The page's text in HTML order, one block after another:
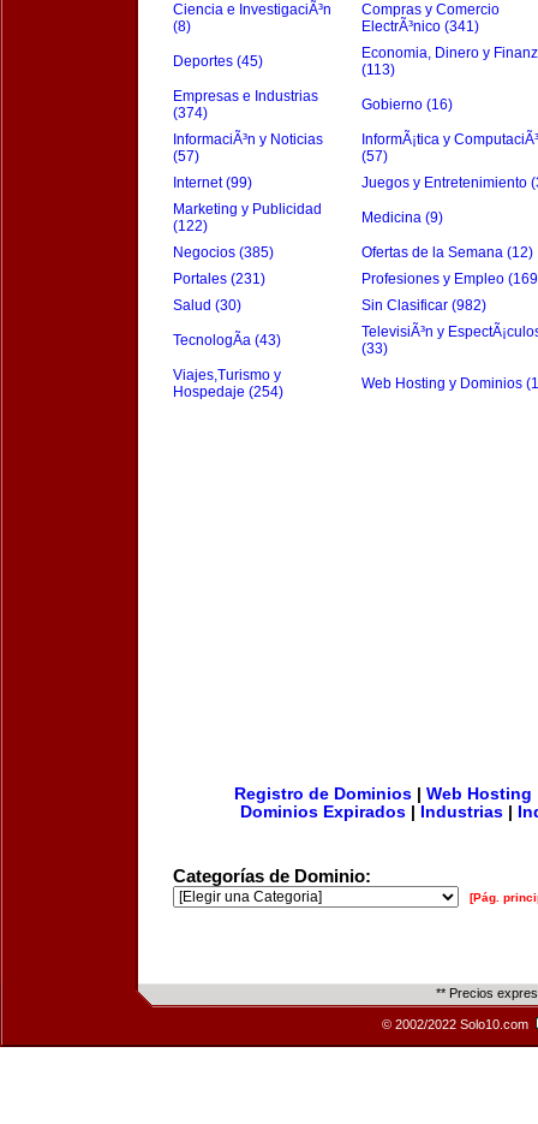
Ciencia e InvestigaciÃ³n
(8)
Compras y Comercio
ElectrÃ³nico (341)
Deportes (45)
Economia, Dinero y
(113)
Empresas e Industrias
(374)
Gobierno (16)
InformaciÃ³n y Noticias
(57)
InformÃ¡tica y
(57)
Internet (99)
Juegos y Entretenimiento
Marketing y Publicidad
(122)
Medicina (9)
Negocios (385)
Ofertas de la Semana (12)
Portales (231)
Profesiones y Empleo
Salud (30)
Sin Clasificar (982)
TecnologÃ­a (43)
TelevisiÃ³n y
(33)
Viajes,Turismo y
Hospedaje (254)
Web Hosting y Dominios
Registro de Dominios| Web Hosting
Dominios Expirados
Industrias
Categorías de Dominio:
[Pág.
** Precios
© 2002/2022 Solo10.com